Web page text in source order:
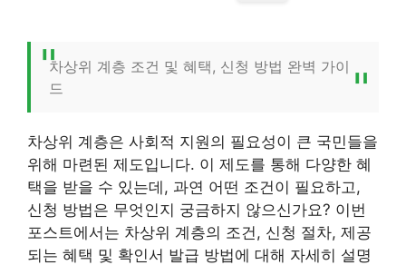
차상위 계층 조건 및 혜택, 신청 방법 완벽 가이
드
차상위 계층은 사회적 지원의 필요성이 큰 국민들을
위해 마련된 제도입니다. 이 제도를 통해 다양한 혜
택을 받을 수 있는데, 과연 어떤 조건이 필요하고,
신청 방법은 무엇인지 궁금하지 않으신가요? 이번
포스트에서는 차상위 계층의 조건, 신청 절차, 제공
되는 혜택 및 확인서 발급 방법에 대해 자세히 설명